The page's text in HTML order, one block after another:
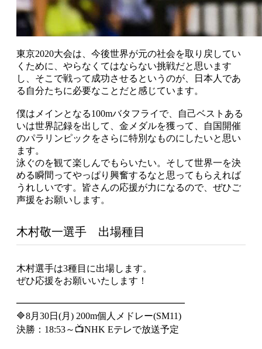
東京2020大会は、今後世界が元の社会を取り戻してい
くために、やらなくてはならない挑戦だと思います
し、そこで戦って成功させるというのが、日本人であ
る自分たちに必要なことだと感じています。
僕はメインとなる100mバタフライで、自己ベストある
いは世界記録を出して、金メダルを獲って、自国開催
のパラリンピックをさらに特別なものにしたいと思い
ます。
泳ぐのを観て楽しんでもらいたい。そして世界一を決
める瞬間ってやっぱり興奮するなと思ってもらえれば
うれしいです。皆さんの応援が力になるので、ぜひご
声援をお願いします。
木村敬一選手 出場種目
木村選手は3種目に出場します。
ぜひ応援をお願いいたします！
━━━━━━━━━━━━━━━━━━
🔷8月30日(月) 200m個人メドレー(SM11)
決勝：18:53～📺NHK Eテレで放送予定